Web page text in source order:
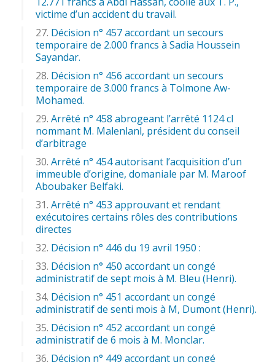
victime d’un accident du travail.
Décision n° 457 accordant un secours
temporaire de 2.000 francs à Sadia Houssein
Sayandar.
Décision n° 456 accordant un secours
temporaire de 3.000 francs à Tolmone Aw-
Mohamed.
Arrêté n° 458 abrogeant l’arrêté 1124 cl
nommant M. Malenlanl, président du conseil
d’arbitrage
Arrêté n° 454 autorisant l’acquisition d’un
immeuble d’origine, domaniale par M. Maroof
Aboubaker Belfaki.
Arrêté n° 453 approuvant et rendant
exécutoires certains rôles des contributions
directes
Décision n° 446 du 19 avril 1950 :
Décision n° 450 accordant un congé
administratif de sept mois à M. Bleu (Henri).
Décision n° 451 accordant un congé
administratif de senti mois à M, Dumont (Henri).
Décision n° 452 accordant un congé
administratif de 6 mois à M. Monclar.
Décision n° 449 accordant un congé